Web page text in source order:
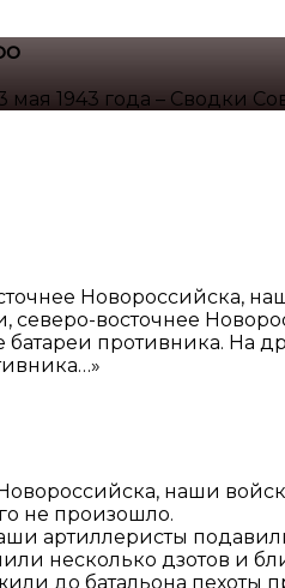
мая 1943 года – Сводки
Новороссийска,
восточнее
противника. На
наши
не произошло.
артиллеристы
несколько дзотов и
до батальона пехоты